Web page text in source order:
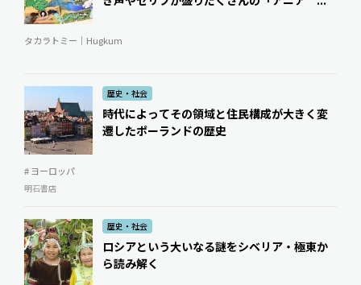
タカラトミー｜Hugkum
歴史・社会
時代によってその領域と住民構成が大きく変
遷したポーランドの歴史
# ヨーロッパ
明石書店
歴史・社会
ロシアという大いなる謎をシベリア・極東か
ら読み解く